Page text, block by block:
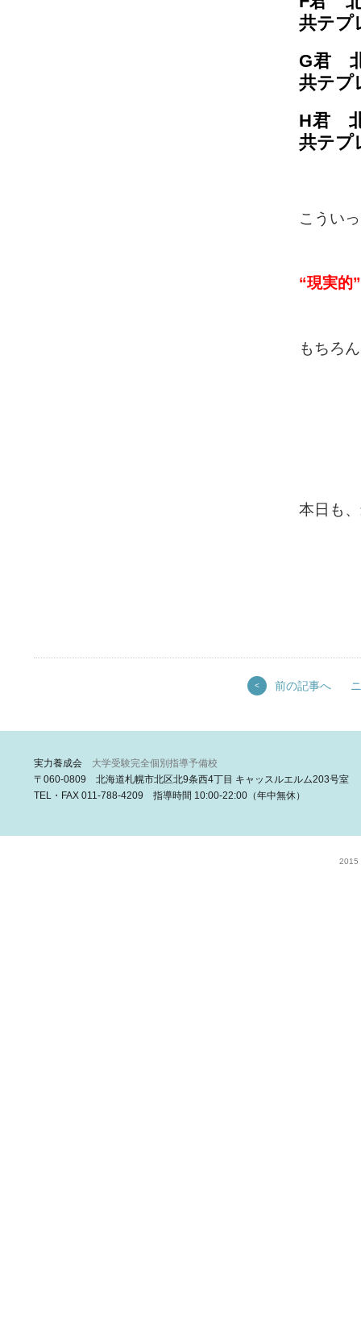
共テプ
G君
共テ
H君
共テプ
こうい
“現実的
もちろ
本日も
< 前の記事へ
実力養成会 大学受験完全個別指導予備校
〒060-0809 北海道札幌市北区北9条西4丁目 キャッスルエルム203号室
TEL・FAX 011-788-4209 指導時間 10:00-22:00（年中無休）
2015